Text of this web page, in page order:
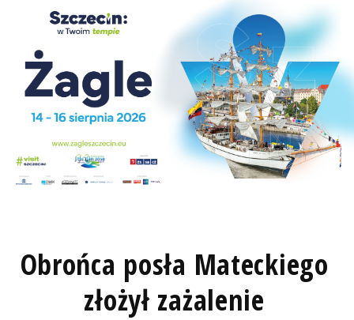
Obrońca posła Mateckiego
złożył zażalenie